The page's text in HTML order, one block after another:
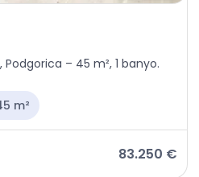
Tološi
Podgorica – 45 m², 1 banyo.
m²
83.250 €